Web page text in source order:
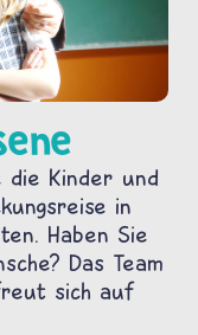
die Kinder und
in
Haben Sie
Das Team
sich auf